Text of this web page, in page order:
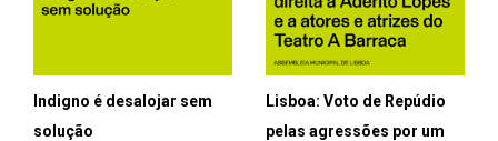
Indigno é desalojar sem
solução
Lisboa: Voto de Repúdio
pelas agressões por um